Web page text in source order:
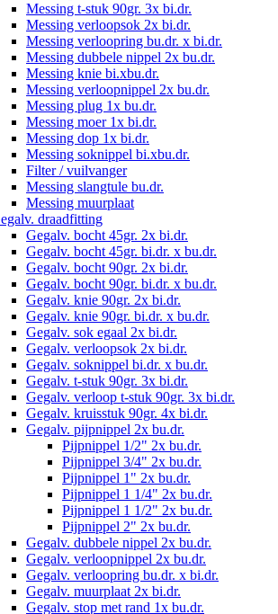
Messing t-stuk 90gr. 3x bi.dr.
Messing verloopsok 2x bi.dr.
Messing verloopring bu.dr. x bi.dr.
Messing dubbele nippel 2x bu.dr.
Messing knie bi.xbu.dr.
Messing verloopnippel 2x bu.dr.
Messing plug 1x bu.dr.
Messing moer 1x bi.dr.
Messing dop 1x bi.dr.
Messing soknippel bi.xbu.dr.
Filter / vuilvanger
Messing slangtule bu.dr.
Messing muurplaat
draadfitting
Gegalv. bocht 45gr. 2x bi.dr.
Gegalv. bocht 45gr. bi.dr. x bu.dr.
Gegalv. bocht 90gr. 2x bi.dr.
Gegalv. bocht 90gr. bi.dr. x bu.dr.
Gegalv. knie 90gr. 2x bi.dr.
Gegalv. knie 90gr. bi.dr. x bu.dr.
Gegalv. sok egaal 2x bi.dr.
Gegalv. verloopsok 2x bi.dr.
Gegalv. soknippel bi.dr. x bu.dr.
Gegalv. t-stuk 90gr. 3x bi.dr.
Gegalv. verloop t-stuk 90gr. 3x bi.dr.
Gegalv. kruisstuk 90gr. 4x bi.dr.
Gegalv. pijpnippel 2x bu.dr.
Pijpnippel 1/2" 2x bu.dr.
Pijpnippel 3/4" 2x bu.dr.
Pijpnippel 1" 2x bu.dr.
Pijpnippel 1 1/4" 2x bu.dr.
Pijpnippel 1 1/2" 2x bu.dr.
Pijpnippel 2" 2x bu.dr.
Gegalv. dubbele nippel 2x bu.dr.
Gegalv. verloopnippel 2x bu.dr.
Gegalv. verloopring bu.dr. x bi.dr.
Gegalv. muurplaat 2x bi.dr.
Gegalv. stop met rand 1x bu.dr.